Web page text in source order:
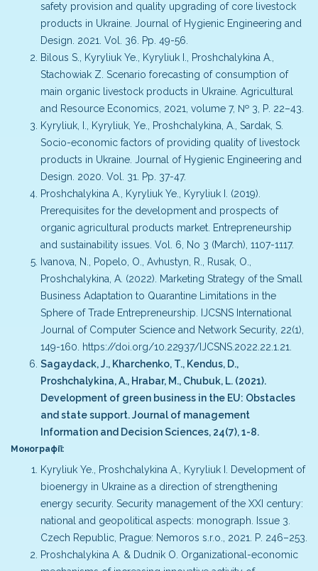
safety provision and quality upgrading of core livestock
products in Ukraine. Journal of Hygienic Engineering and
Design. 2021. Vol. 36. Рр. 49-56.
Bilous S., Kyryliuk Ye., Kyryliuk I., Proshchalykina A.,
Stachowiak Z. Scenario forecasting of consumption of
main organic livestock products in Ukraine. Agricultural
and Resource Economics, 2021, volume 7, № 3, Р. 22–43.
Kyryliuk, I., Kyryliuk, Yе., Proshchalykina, A., Sardak, S.
Socio-economic factors of providing quality of livestock
products in Ukraine. Journal of Hygienic Engineering and
Design. 2020. Vol. 31. Pp. 37-47.
Proshchalykina A., Kyryliuk Ye., Kyryliuk I. (2019).
Prerequisites for the development and prospects of
organic agricultural products market. Entrepreneurship
and sustainability issues. Vol. 6, No 3 (March), 1107-1117.
Ivanova, N., Popelo, O., Avhustyn, R., Rusak, O.,
Proshchalykina, A. (2022). Marketing Strategy of the Small
Business Adaptation to Quarantine Limitations in the
Sphere of Trade Entrepreneurship. IJCSNS International
Journal of Computer Science and Network Security, 22(1),
149-160. https://doi.org/10.22937/IJCSNS.2022.22.1.21.
Sagaydack, J., Kharchenko, T., Kendus, D.,
Proshchalykina, A., Hrabar, M., Chubuk, L. (2021).
Development of green business in the EU: Obstacles
and state support. Journal of management
Information and Decision Sciences, 24(7), 1-8.
Монографії:
Kyryliuk Ye., Proshchalykina A., Kyryliuk I. Development of
bioenergy in Ukraine as a direction of strengthening
energy security. Security management of the XXI century:
national and geopolitical aspects: monograph. Issue 3.
Czech Republic, Prague: Nemoros s.r.o., 2021. Р. 246–253.
Proshchalykina A. & Dudnik O. Organizational-economic